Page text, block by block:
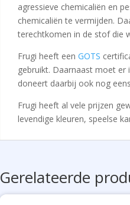
agressieve chemicaliën en
chemicaliën te vermijden.
terechtkomen in de stof die
Frugi heeft een GOTS
gebruikt. Daarnaast moet
doneert daarbij ook nog
Frugi heeft al vele prijzen
levendige kleuren, speelse
Gerelateerde